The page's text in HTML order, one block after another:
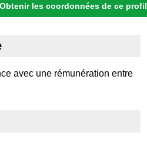
Obtenir les coordonnées de ce profil
avec une rémunération entre